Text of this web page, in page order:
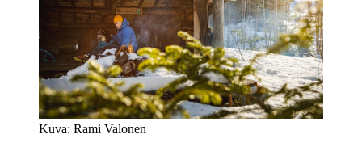
Kuva: Rami Valonen